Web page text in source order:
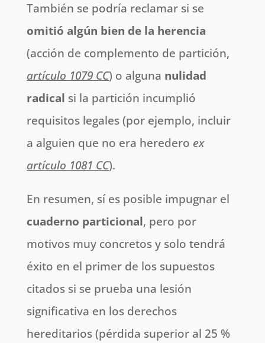
También se podría reclamar si se
omitió algún bien de la herencia
(acción de complemento de partición,
artículo 1079 CC) o alguna nulidad
radical si la partición incumplió
requisitos legales (por ejemplo, incluir
a alguien que no era heredero ex
artículo 1081 CC).
En resumen, sí es posible impugnar el
cuaderno particional, pero por
motivos muy concretos y solo tendrá
éxito en el primer de los supuestos
citados si se prueba una lesión
significativa en los derechos
hereditarios (pérdida superior al 25 %